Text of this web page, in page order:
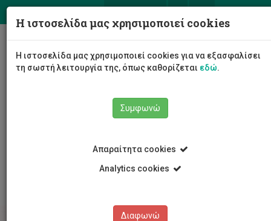
Διδακτορικές Σπουδές
Πολυμέσων και Γραφικών Τεχνών
Η ιστοσελίδα μας χρησιμοποιεί cookies
Η ιστοσελίδα μας χρησιμοποιεί cookies για να εξασφαλίσει
τη σωστή λειτουργία της, όπως καθορίζεται εδώ.
Συμφωνώ
Απαραίτητα cookies
Analytics cookies
Διαφωνώ